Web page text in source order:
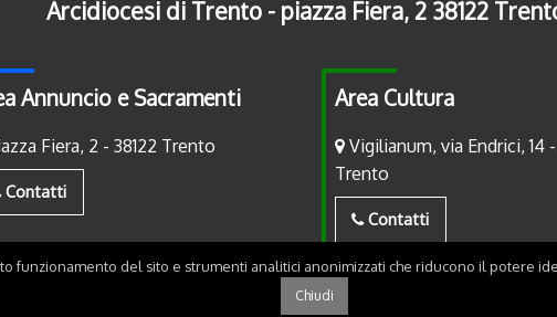
Arcidiocesi di Trento - piazza Fiera, 2 38122
Annuncio e Sacramenti
Fiera, 2 - 38122 Trento
Contatti
Area Cultura
Vigilianum, via Endrici, 14 -
Trento
Contatti
funzionamento del sito e strumenti analitici anonimizzati che riducono il potere
Chiudi